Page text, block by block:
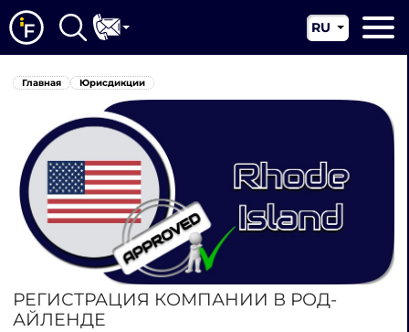
О нас
Новости
Юрисдикции
RU
EN
Главная Юрисдикции
РЕГИСТРАЦИЯ КОМПАНИИ В РОД-
АЙЛЕНДЕ